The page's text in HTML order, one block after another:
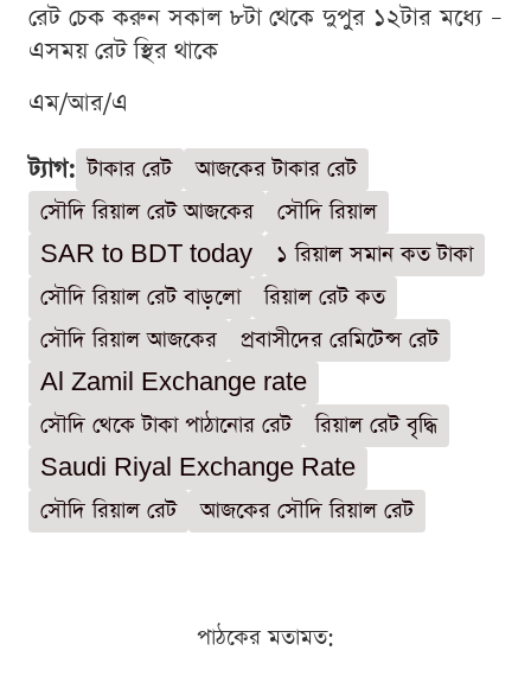
রেট চেক করুন সকাল ৮টা থেকে দুপুর ১২টার মধ্যে –
এসময় রেট স্থির থাকে
এম/আর/এ
ট্যাগ: টাকার রেট
আজকের টাকার রেট
সৌদি রিয়াল রেট আজকের
সৌদি রিয়াল
SAR to BDT today
১ রিয়াল সমান কত টাকা
সৌদি রিয়াল রেট বাড়লো
রিয়াল রেট কত
সৌদি রিয়াল আজকের
প্রবাসীদের রেমিটেন্স রেট
Al Zamil Exchange rate
সৌদি থেকে টাকা পাঠানোর রেট
রিয়াল রেট বৃদ্ধি
Saudi Riyal Exchange Rate
সৌদি রিয়াল রেট
আজকের সৌদি রিয়াল রেট
পাঠকের মতামত: